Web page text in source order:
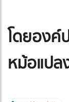
โดยองค์
หม้อแปล